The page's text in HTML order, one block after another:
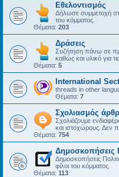
Εθελοντισμός
Δήλωσε συμμετοχή
του κόμματος.
Θέματα: 203
Δράσεις
Συζήτηση πάνω σε
καθώς και υλικό για
Θέματα: 5
International
threads in other
Θέματα: 7
Σχολιασμός
Σχολιάζουμε
και ιστοχώρους. Δεν
Θέματα: 754
Δημοσκοπήσεις
Δημοσκοπήσεις
φίλοι του κόμματος.
Θέματα: 113